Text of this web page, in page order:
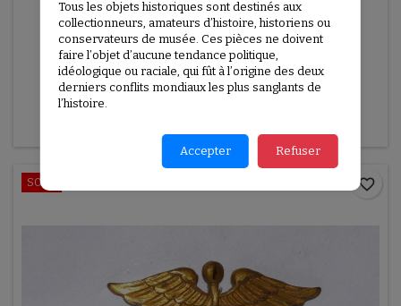
RÉFÉRENCE:USP371
INSIGNE INFIRMIÈRE US ARMY MEDICAL CORPS
Insigne de col d'Infirmière US ARMY Medical Corps
30,00 €
SOLD favorite_border
Tous les objets historiques sont destinés aux
collectionneurs, amateurs d’histoire, historiens ou
conservateurs de musée. Ces pièces ne doivent
faire l’objet d’aucune tendance politique,
idéologique ou raciale, qui fût à l’origine des deux
derniers conflits mondiaux les plus sanglants de
l’histoire.
Accepter Refuser